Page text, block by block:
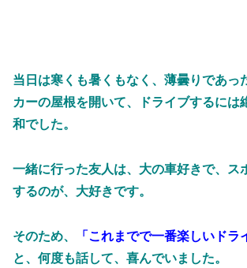
当日は寒くも暑くもなく、薄曇りであっ
カーの屋根を開いて、ドライブするには
和でした。
一緒に行った友人は、大の車好きで、ス
するのが、大好きです。
そのため、
「これまでで一番楽しいドラ
と、何度も話して、喜んでいました。